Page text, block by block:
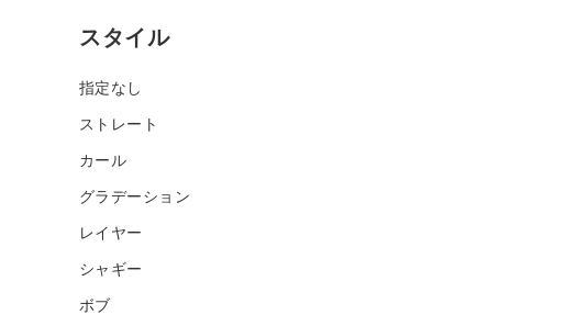
スタイル
指定なし
ストレート
カール
グラデーション
レイヤー
シャギー
ボブ